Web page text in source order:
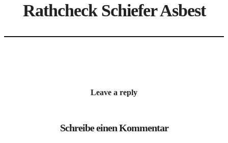
Rathcheck Schiefer Asbest
Leave a reply
Schreibe einen Kommentar